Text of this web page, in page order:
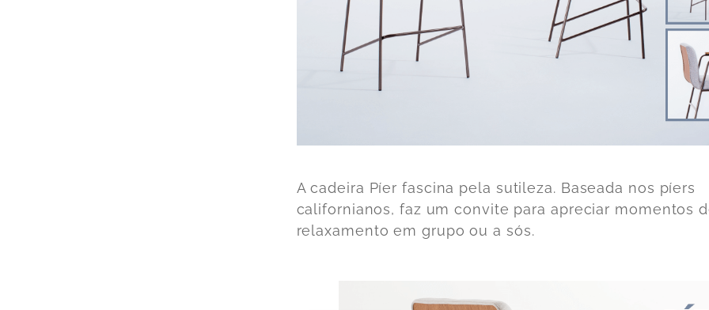
Acadeira Píer fascina pela sutileza. Baseada nos píers
californianos, faz um convite para apreciar momentos
relaxamento em grupo ou a sós.